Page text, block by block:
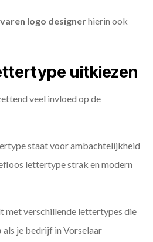
logo designerhierin ook
uitkiezen
veel invloed op de
staat voor ambachtelijkheid
lettertype strak en modern
met verschillende lettertypes die
als je bedrijf in Vorselaar